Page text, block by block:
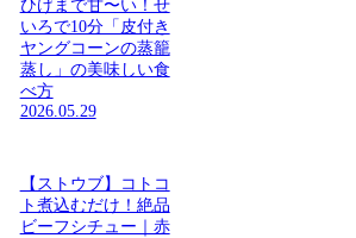
ひげまで甘〜い！せ
いろで10分「皮付き
ヤングコーンの蒸籠
蒸し」の美味しい食
べ方
2026.05.29
【ストウブ】コトコ
ト煮込むだけ！絶品
ビーフシチュー｜赤